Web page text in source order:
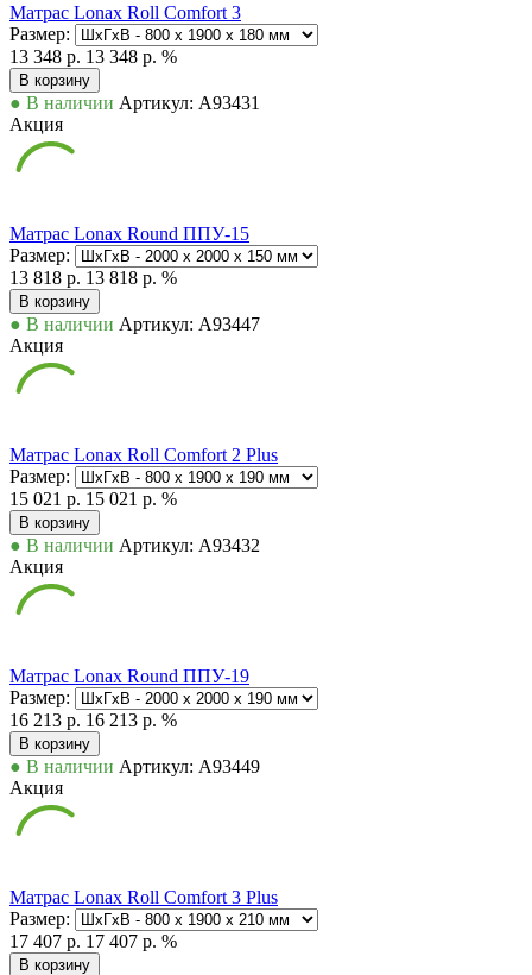
Матрас Lonax Roll Comfort 3
Размер:
13 348 р. 13 348 р. %
В корзину
● В наличии Артикул: А93431
Акция
Матрас Lonax Round ППУ-15
Размер:
13 818 р. 13 818 р. %
В корзину
● В наличии Артикул: А93447
Акция
Матрас Lonax Roll Comfort 2 Plus
Размер:
15 021 р. 15 021 р. %
В корзину
● В наличии Артикул: А93432
Акция
Матрас Lonax Round ППУ-19
Размер:
16 213 р. 16 213 р. %
В корзину
● В наличии Артикул: А93449
Акция
Матрас Lonax Roll Comfort 3 Plus
Размер:
17 407 р. 17 407 р. %
В корзину